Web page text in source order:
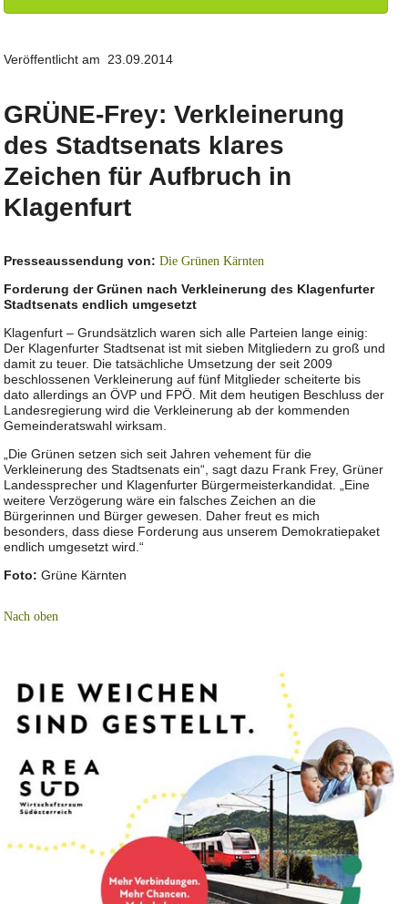
Veröffentlicht am 23.09.2014
GRÜNE-Frey: Verkleinerung
des Stadtsenats klares
Zeichen für Aufbruch in
Klagenfurt
Presseaussendung von:Die Grünen Kärnten
Forderung der Grünen nach Verkleinerung des Klagenfurter
Stadtsenats endlich umgesetzt
Klagenfurt – Grundsätzlich waren sich alle Parteien lange einig:
Der Klagenfurter Stadtsenat ist mit sieben Mitgliedern zu groß und
damit zu teuer. Die tatsächliche Umsetzung der seit 2009
beschlossenen Verkleinerung auf fünf Mitglieder scheiterte bis
dato allerdings an ÖVP und FPÖ. Mit dem heutigen Beschluss der
Landesregierung wird die Verkleinerung ab der kommenden
Gemeinderatswahl wirksam.
„Die Grünen setzen sich seit Jahren vehement für die
Verkleinerung des Stadtsenats ein“, sagt dazu Frank Frey, Grüner
Landessprecher und Klagenfurter Bürgermeisterkandidat. „Eine
weitere Verzögerung wäre ein falsches Zeichen an die
Bürgerinnen und Bürger gewesen. Daher freut es mich
besonders, dass diese Forderung aus unserem Demokratiepaket
endlich umgesetzt wird.“
Foto: Grüne Kärnten
Nach oben